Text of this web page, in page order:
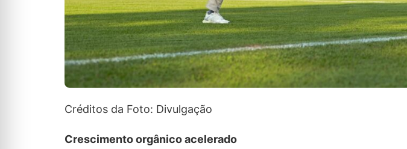
Créditos da Foto: Divulgação
Crescimento orgânico acelerado